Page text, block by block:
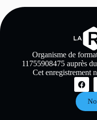
Organisme de
11755908475 auprès
Cet enregistrement